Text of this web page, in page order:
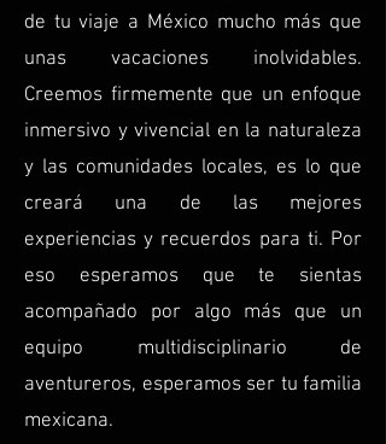
de tu viaje a México mucho más que
unas vacaciones inolvidables.
Creemos firmemente que un enfoque
inmersivo y vivencial en la naturaleza
y las comunidades locales, es lo que
creará una de las mejores
experiencias y recuerdos para ti. Por
eso esperamos que te sientas
acompañado por algo más que un
equipo multidisciplinario de
aventureros, esperamos ser tu familia
mexicana.